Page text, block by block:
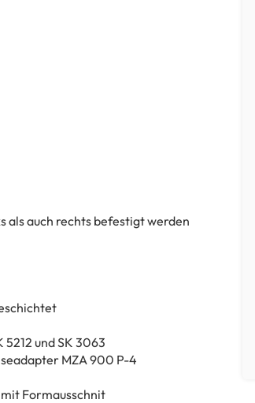
als auch rechts befestigt werden
und SK 3063
MZA 900 P-4
Formausschnit